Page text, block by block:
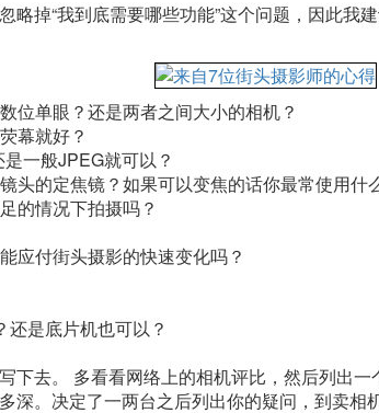
略掉“我到底需要哪些功能”这个问题，因此我
位单眼？还是两者之间大小的相机？
幕就好？
一般JPEG就可以？
头的定焦镜？如果可以变焦的话你最常使用什
的情况下拍摄吗？
应付街头摄影的快速变化吗？
还是底片机也可以？
下去。 多看看网络上的相机评比，然后列出
深。决定了一两台之后列出你的疑问，到卖